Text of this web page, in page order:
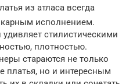
из атласа всегда
исполнением.
стилистическими
плотностью.
стараются не только
платья, но и интересным